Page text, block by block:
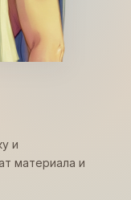
и
материала и